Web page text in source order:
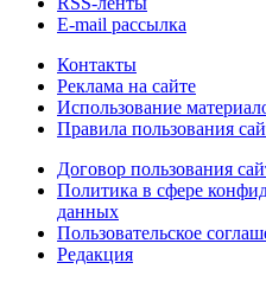
E-mail рассылка
Контакты
Реклама на сайте
Использование
Правила пользования
Договор пользования
Политика в сфере
данных
Пользовательское
Редакция